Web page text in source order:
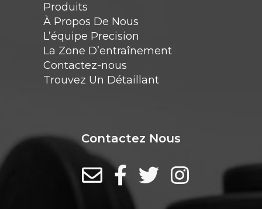
Produits
À Propos De Nous
L’équipe Precision
La Zone D’entraînement
Contactez-nous
Trouvez Un Détaillant
Contactez Nous